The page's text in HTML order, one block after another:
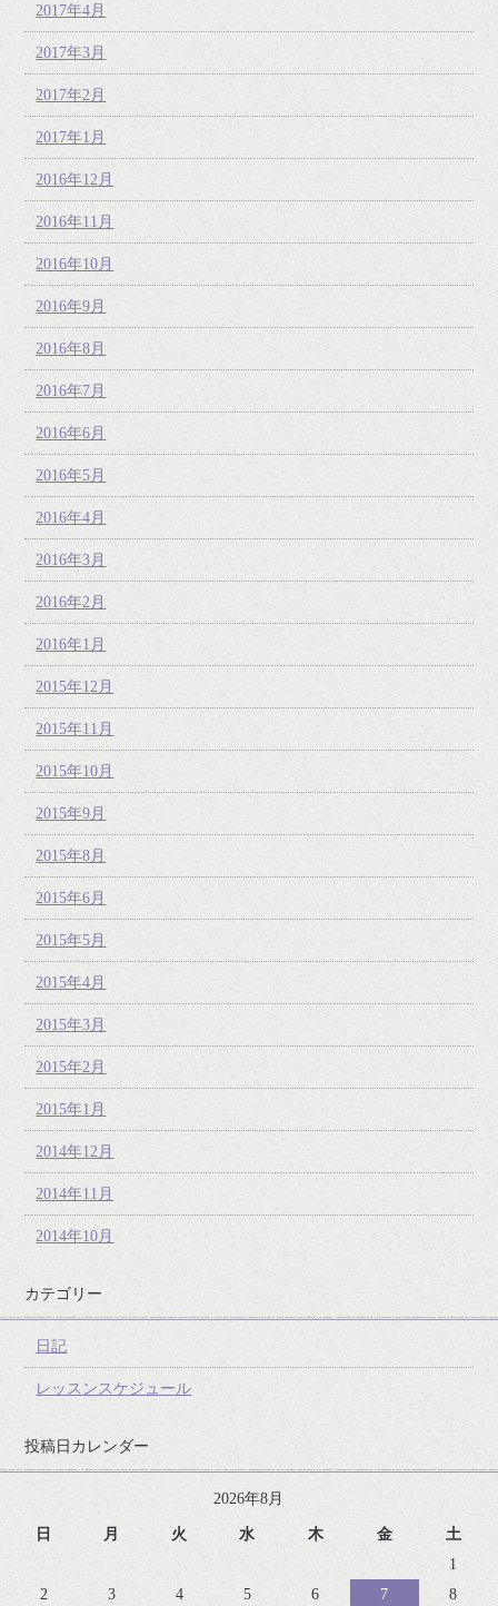
2017年4月
2017年3月
2017年2月
2017年1月
2016年12月
2016年11月
2016年10月
2016年9月
2016年8月
2016年7月
2016年6月
2016年5月
2016年4月
2016年3月
2016年2月
2016年1月
2015年12月
2015年11月
2015年10月
2015年9月
2015年8月
2015年6月
2015年5月
2015年4月
2015年3月
2015年2月
2015年1月
2014年12月
2014年11月
2014年10月
カテゴリー
日記
レッスンスケジュール
投稿日カレンダー
2026年8月
日 月 火 水 木 金
土
1
2
3 4 5 6 7 8